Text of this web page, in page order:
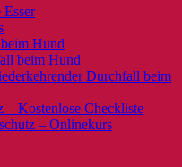
Hund
beim Hund
Durchfall beim
– Kostenlose Checkliste
– Onlinekurs